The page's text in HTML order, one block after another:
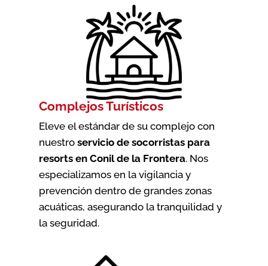
Complejos Turísticos
Eleve el estándar de su complejo con
nuestro servicio de socorristas para
resorts en Conil de la Frontera. Nos
especializamos en la vigilancia y
prevención dentro de grandes zonas
acuáticas, asegurando la tranquilidad y
la seguridad.